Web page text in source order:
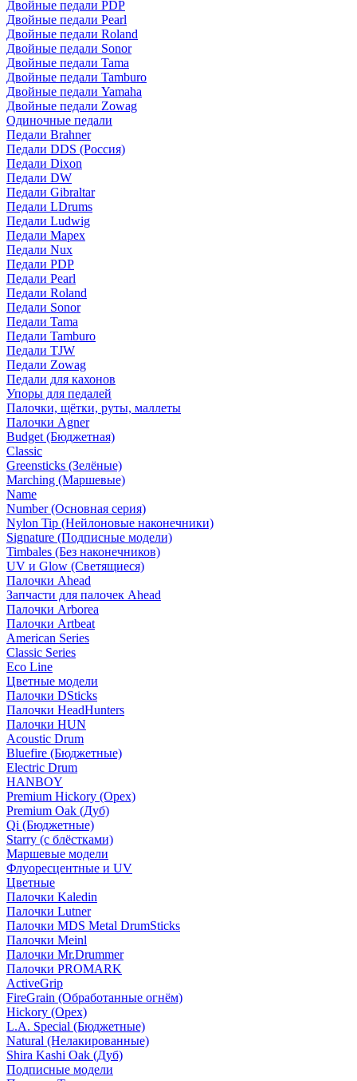
Двойные педали PDP
Двойные педали Pearl
Двойные педали Roland
Двойные педали Sonor
Двойные педали Tama
Двойные педали Tamburo
Двойные педали Yamaha
Двойные педали Zowag
Одиночные педали
Педали Brahner
Педали DDS (Россия)
Педали Dixon
Педали DW
Педали Gibraltar
Педали LDrums
Педали Ludwig
Педали Mapex
Педали Nux
Педали PDP
Педали Pearl
Педали Roland
Педали Sonor
Педали Tama
Педали Tamburo
Педали TJW
Педали Zowag
Педали для кахонов
Упоры для педалей
Палочки, щётки, руты, маллеты
Палочки Agner
Budget (Бюджетная)
Classic
Greensticks (Зелёные)
Marching (Маршевые)
Name
Number (Основная серия)
Nylon Tip (Нейлоновые наконечники)
Signature (Подписные модели)
Timbales (Без наконечников)
UV и Glow (Светящиеся)
Палочки Ahead
Запчасти для палочек Ahead
Палочки Arborea
Палочки Artbeat
American Series
Classic Series
Eco Line
Цветные модели
Палочки DSticks
Палочки HeadHunters
Палочки HUN
Acoustic Drum
Bluefire (Бюджетные)
Electric Drum
HANBOY
Premium Hickory (Орех)
Premium Oak (Дуб)
Qi (Бюджетные)
Starry (с блёстками)
Маршевые модели
Флуоресцентные и UV
Цветные
Палочки Kaledin
Палочки Lutner
Палочки MDS Metal DrumSticks
Палочки Meinl
Палочки Mr.Drummer
Палочки PROMARK
ActiveGrip
FireGrain (Обработанные огнём)
Hickory (Орех)
L.A. Special (Бюджетные)
Natural (Нелакированные)
Shira Kashi Oak (Дуб)
Подписные модели